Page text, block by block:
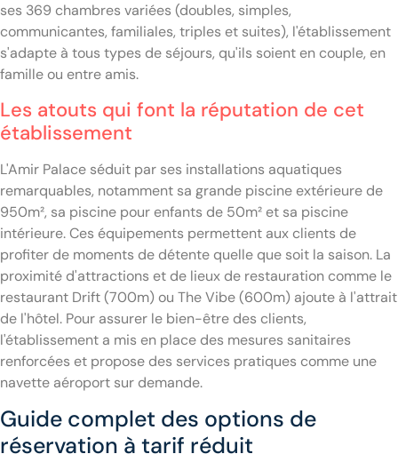
ses 369 chambres variées (doubles, simples,
communicantes, familiales, triples et suites), l'établissement
s'adapte à tous types de séjours, qu'ils soient en couple, en
famille ou entre amis.
Les atouts qui font la réputation de cet
établissement
L'Amir Palace séduit par ses installations aquatiques
remarquables, notamment sa grande piscine extérieure de
950m², sa piscine pour enfants de 50m² et sa piscine
intérieure. Ces équipements permettent aux clients de
profiter de moments de détente quelle que soit la saison. La
proximité d'attractions et de lieux de restauration comme le
restaurant Drift (700m) ou The Vibe (600m) ajoute à l'attrait
de l'hôtel. Pour assurer le bien-être des clients,
l'établissement a mis en place des mesures sanitaires
renforcées et propose des services pratiques comme une
navette aéroport sur demande.
Guide complet des options de
réservation à tarif réduit